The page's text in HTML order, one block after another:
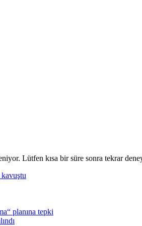
Lütfen kısa bir süre sonra tekrar
planına tepki